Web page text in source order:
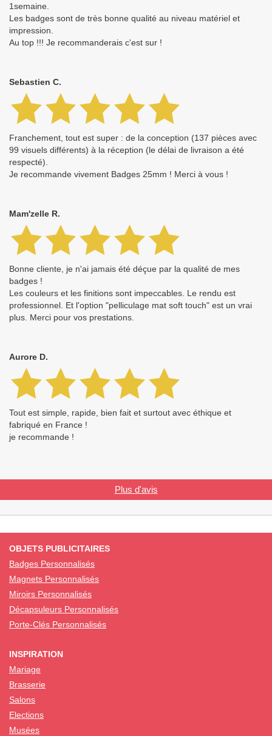
1semaine.
Les badges sont de très bonne qualité au niveau matériel et
impression.
Au top !!! Je recommanderais c'est sur !
Sebastien C.
Franchement, tout est super : de la conception (137 pièces avec
99 visuels différents) à la réception (le délai de livraison a été
respecté).
Je recommande vivement Badges 25mm ! Merci à vous !
Mam'zelle R.
Bonne cliente, je n'ai jamais été déçue par la qualité de mes
badges !
Les couleurs et les finitions sont impeccables. Le rendu est
professionnel. Et l'option "pelliculage mat soft touch" est un vrai
plus. Merci pour vos prestations.
Aurore D.
Tout est simple, rapide, bien fait et surtout avec éthique et
fabriqué en France !
je recommande !
Plus d'avis
OBJETS PUBLICITAIRES
Badges Personnalisés
Magnets Personnalisés
Miroirs Personnalisés
Décapsuleurs Personnalisés
Porte-Clés Personnalisés
INSPIRATION
Mariage
Brasserie
Salons
Elections
Musées